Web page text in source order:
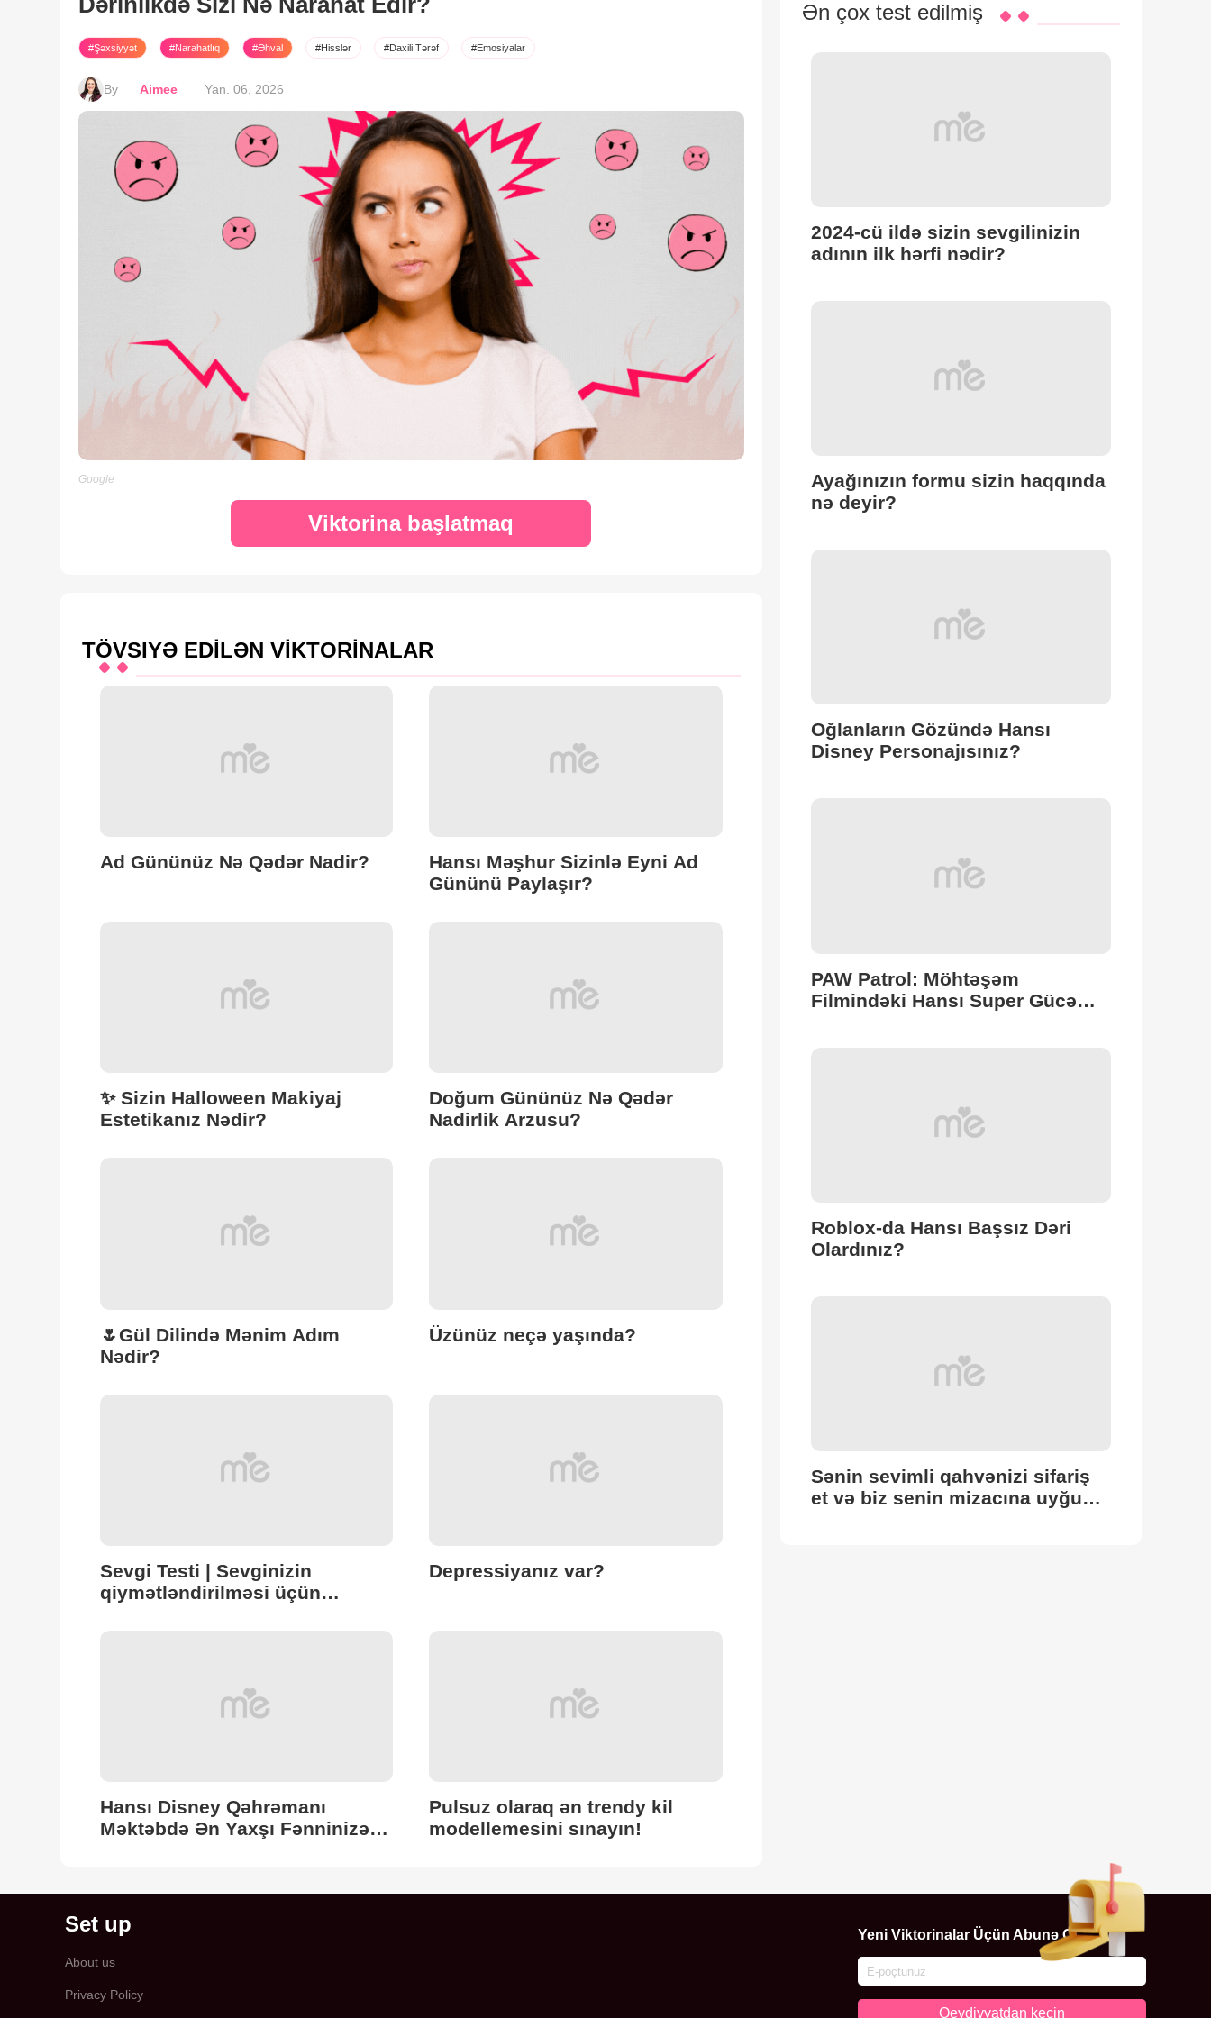
#Şəxsiyyət #Narahatlıq #Əhval #Hisslər #Daxili Tərəf #Emosiyalar
By Aimee Yan. 06, 2026
Google
Viktorina başlatmaq
TÖVSIYƏ EDİLƏN VİKTORİNALAR
Ad Gününüz Nə Qədər Nadir?
Hansı Məşhur Sizinlə Eyni Ad
Gününü Paylaşır?
✨ Sizin Halloween Makiyaj
Estetikanız Nədir?
Doğum Gününüz Nə Qədər
Nadirlik Arzusu?
🌷Gül Dilində Mənim Adım
Nədir?
Üzünüz neçə yaşında?
Sevgi Testi | Sevginizin
qiymətləndirilməsi üçün
Depressiyanız var?
Hansı Disney Qəhrəmanı
Məktəbdə Ən Yaxşı Fənninizə
Pulsuz olaraq ən trendy kil
modellemesini sınayın!
Ən çox test edilmiş
2024-cü ildə sizin sevgilinizin
adının ilk hərfi nədir?
Ayağınızın formu sizin haqqında
nə deyir?
Oğlanların Gözündə Hansı
Disney Personajısınız?
PAW Patrol: Möhtəşəm
Filmindəki Hansı Super Gücə
Roblox-da Hansı Başsız Dəri
Olardınız?
Sənin sevimli qahvənizi sifariş
et və biz senin mizacına uyğun
Set up
About us
Privacy Policy
Yeni Viktorinalar Üçün Abunə Ol
Qeydiyyatdan keçin